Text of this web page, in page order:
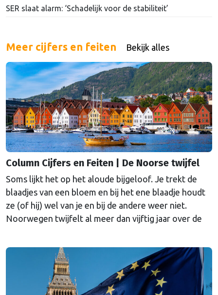
SER slaat alarm: ‘Schadelijk voor de stabiliteit’
Meer cijfers en feiten Bekijk alles
Column Cijfers en Feiten | De Noorse twijfel
Soms lijkt het op het aloude bijgeloof. Je trekt de
blaadjes van een bloem en bij het ene blaadje houdt
ze (of hij) wel van je en bij de andere weer niet.
Noorwegen twijfelt al meer dan vijftig jaar over de